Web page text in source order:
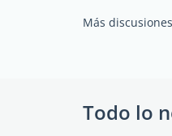
Más
Todo lo